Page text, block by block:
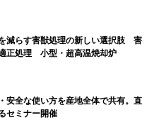
減らす害獣処理の新しい選択肢 害
正処理 小型・超高温焼却炉
安全な使い方を産地全体で共有。直
セミナー開催